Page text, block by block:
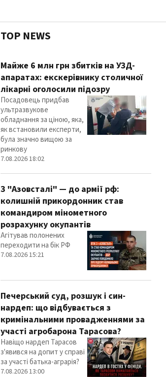
TOP NEWS
Майже 6 млн грн збитків на УЗД-
апаратах: екскерівнику столичної
лікарні оголосили підозру
Посадовець придбав
ультразвукове
обладнання за ціною, яка,
як встановили експерти,
була значно вищою за
ринкову
7.08.2026 18:02
З "Азовсталі" — до армії рф:
колишній прикордонник став
командиром мінометного
розрахунку окупантів
Агітував полонених
переходити на бік РФ
7.08.2026 15:21
Печерський суд, розшук і син-
нардеп: що відбувається з
кримінальними провадженнями за
участі агробарона Тарасова?
Навіщо нардеп Тарасов
з'явився на допит у справі
за участі батька-аграрія?
7.08.2026 13:00